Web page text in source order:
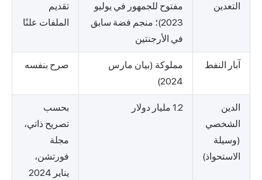
التعدين
مفتوح للجمهور في يوليو
2023)؛ منجم فضة سابق
في الأرجنتين
تقديم
الملفات علنًا
آبار النفط
مملوكة (بيان مارس
2024)
صرح بنفسه
الدين
الشخصي
(وسيلة
الاستحواذ)
1.2 مليار دولار
بحسب
تصريح ذاتي،
مجلة
فورتشن،
يناير 2024